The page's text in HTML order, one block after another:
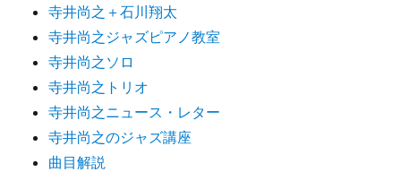
寺井尚之＋石川翔太
寺井尚之ジャズピアノ教室
寺井尚之ソロ
寺井尚之トリオ
寺井尚之ニュース・レター
寺井尚之のジャズ講座
曲目解説